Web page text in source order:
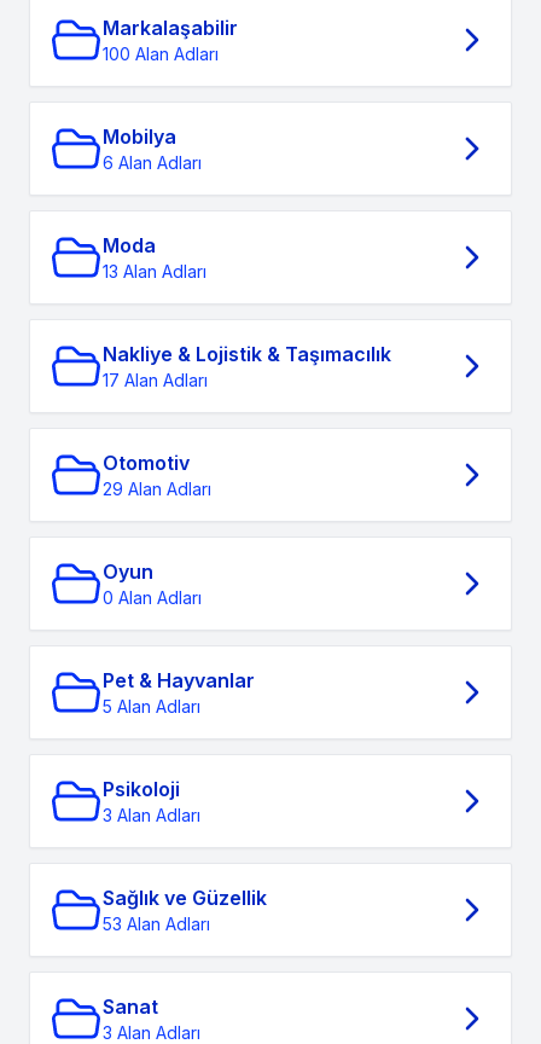
Markalaşabilir
100 Alan Adları
Mobilya
6 Alan Adları
Moda
13 Alan Adları
Nakliye & Lojistik & Taşımacılık
17 Alan Adları
Otomotiv
29 Alan Adları
Oyun
0 Alan Adları
Pet & Hayvanlar
5 Alan Adları
Psikoloji
3 Alan Adları
Sağlık ve Güzellik
53 Alan Adları
Sanat
3 Alan Adları